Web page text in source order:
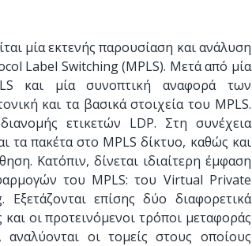
μία εκτενής παρουσίαση και ανάλυση
Label Switching (MPLS). Μετά από μία
και μία συνοπτική αναφορά των
και τα βασικά στοιχεία του MPLS.
ετικετών LDP. Στη συνέχεια
τα πακέτα στο MPLS δίκτυο, καθώς και
Κατόπιν, δίνεται ιδιαίτερη έμφαση
του MPLS: του Virtual Private
επίσης δύο διαφορετικά
οι προτεινόμενοι τρόποι μεταφοράς
οι τομείς στους οποίους